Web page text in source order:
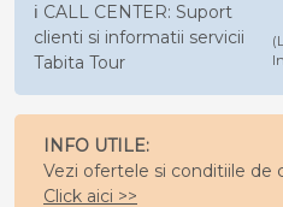
ℹ️ CALL CENTER: Suport
clienti si informatii servicii
Tabita Tour
INFO UTILE:
Vezi ofertele si conditiile de
Click aici >>